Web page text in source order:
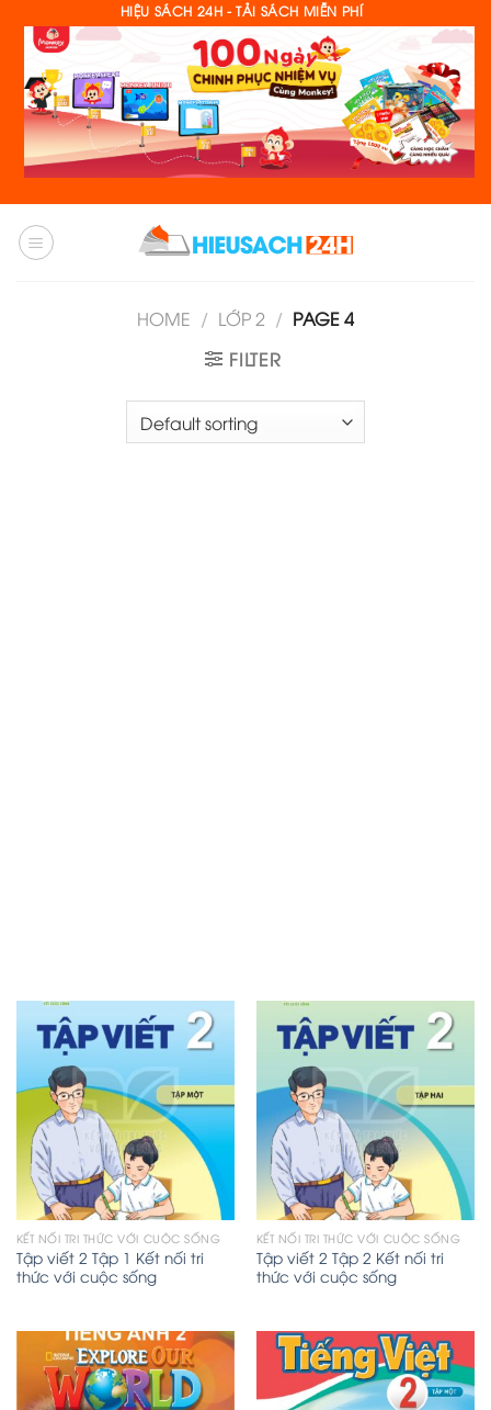
content
HIỆU SÁCH 24H - TẢI SÁCH MIỄN PHÍ
HOME / LỚP 2 / PAGE 4
FILTER
KẾT NỐI TRI THỨC VỚI CUỘC SỐNG
Tập viết 2 Tập 1 Kết nối tri
thức với cuộc sống
KẾT NỐI TRI THỨC VỚI CUỘC SỐNG
Tập viết 2 Tập 2 Kết nối tri
thức với cuộc sống